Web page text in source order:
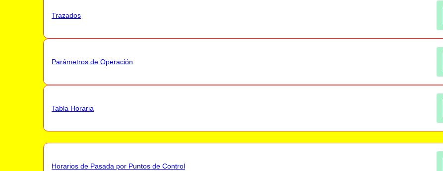
Trazados
Parámetros de Operación
Tabla Horaria
Horarios de Pasada por Puntos de Control